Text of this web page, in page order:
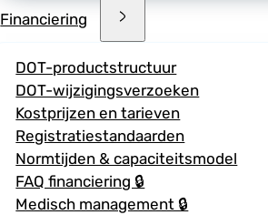
Financiering
DOT-productstructuur
DOT-wijzigingsverzoeken
Kostprijzen en tarieven
Registratiestandaarden
Normtijden & capaciteitsmodel
FAQ financiering 🔒
Medisch management 🔒